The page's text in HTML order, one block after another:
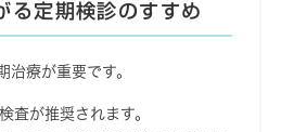
る定期検診のすすめ
治療が重要です。
査が推奨されます。